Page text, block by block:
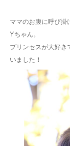
ママのお腹に呼び掛
Yちゃん。
プリンセスが大好き
いました！